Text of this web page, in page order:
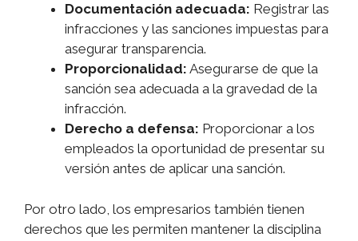
Documentación adecuada: Registrar las
infracciones y las sanciones impuestas para
asegurar transparencia.
Proporcionalidad: Asegurarse de que la
sanción sea adecuada a la gravedad de la
infracción.
Derecho a defensa: Proporcionar a los
empleados la oportunidad de presentar su
versión antes de aplicar una sanción.
Por otro lado, los empresarios también tienen
derechos que les permiten mantener la disciplina